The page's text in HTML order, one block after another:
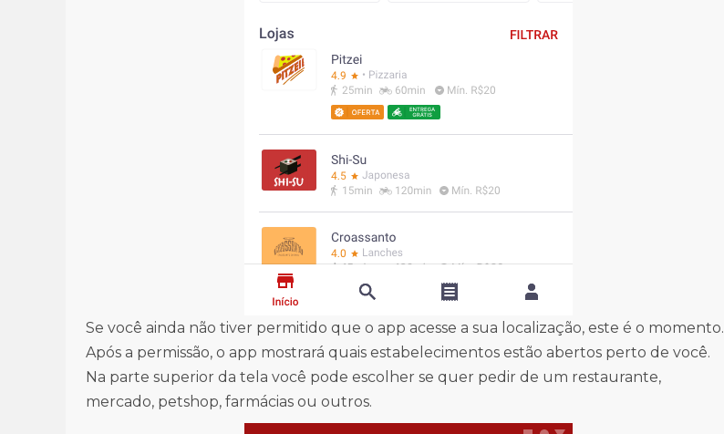
Se você ainda não tiver permitido que o app acesse a sua localização, este é o momento.
Após a permissão, o app mostrará quais estabelecimentos estão abertos perto de você.
Na parte superior da tela você pode escolher se quer pedir de um restaurante,
mercado, petshop, farmácias ou outros.